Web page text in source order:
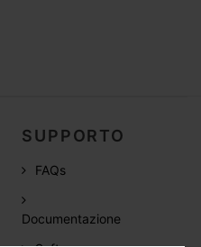
SUPPORTO
FAQs
Documentazione